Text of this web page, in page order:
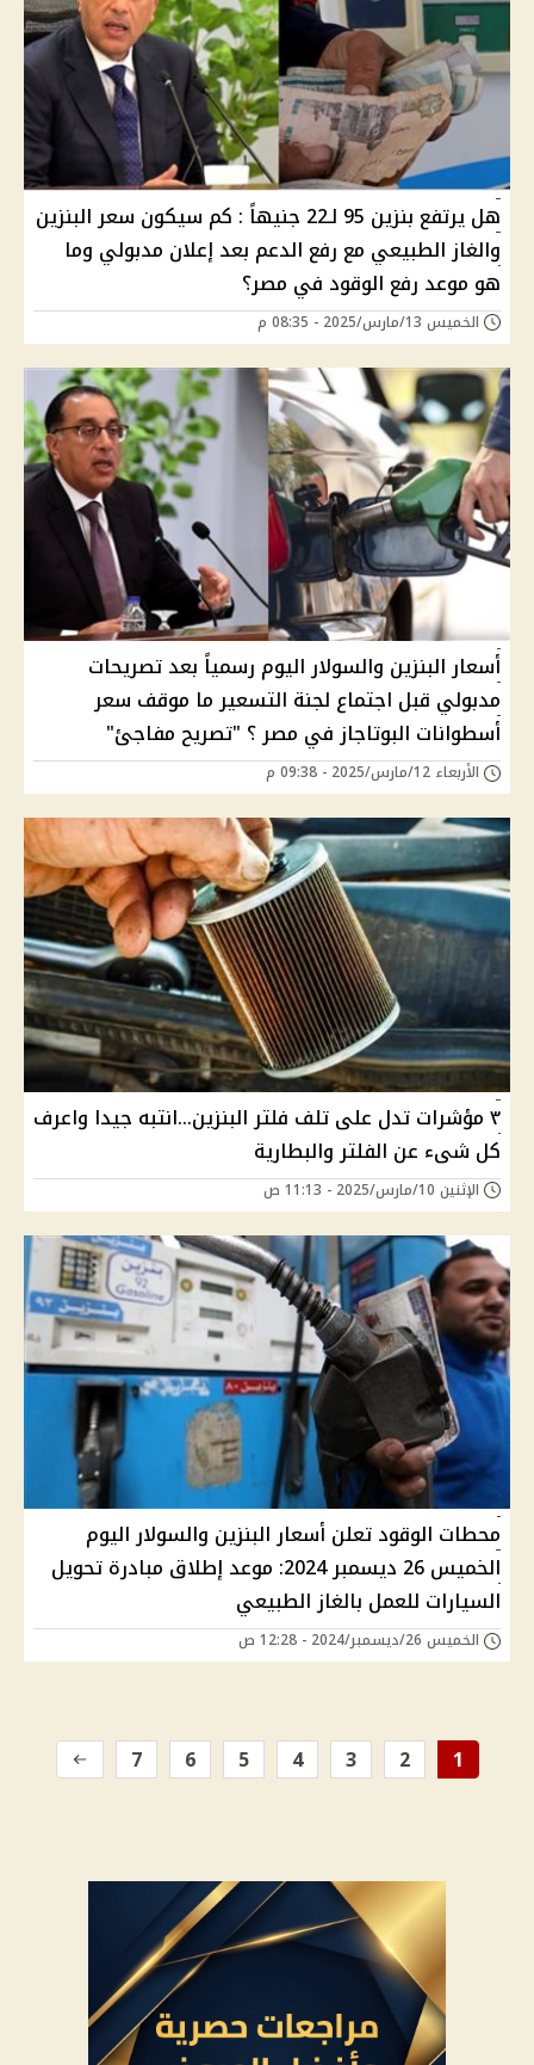
هل يرتفع بنزين 95 لـ22 جنيهاً : كم سيكون سعر البنزين
والغاز الطبيعي مع رفع الدعم بعد إعلان مدبولي وما
هو موعد رفع الوقود في مصر؟
الخميس 13/مارس/2025 - 08:35 م
أسعار البنزين والسولار اليوم رسمياً بعد تصريحات
مدبولي قبل اجتماع لجنة التسعير ما موقف سعر
أسطوانات البوتاجاز في مصر ؟ "تصريح مفاجئ"
الأربعاء 12/مارس/2025 - 09:38 م
٣ مؤشرات تدل على تلف فلتر البنزين...انتبه جيدا واعرف
كل شىء عن الفلتر والبطارية
الإثنين 10/مارس/2025 - 11:13 ص
محطات الوقود تعلن أسعار البنزين والسولار اليوم
الخميس 26 ديسمبر 2024: موعد إطلاق مبادرة تحويل
السيارات للعمل بالغاز الطبيعي
الخميس 26/ديسمبر/2024 - 12:28 ص
1
2
3
4
5
6
7